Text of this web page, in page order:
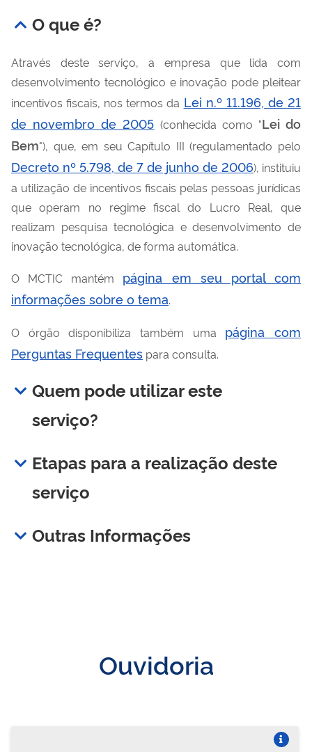
O que é?
Através deste serviço, a empresa que lida com
desenvolvimento tecnológico e inovação pode pleitear
incentivos fiscais, nos termos da Lei n.º 11.196, de 21
de novembro de 2005 (conhecida como "Lei do
Bem"), que, em seu Capítulo III (regulamentado pelo
Decreto nº 5.798, de 7 de junho de 2006), instituiu
a utilização de incentivos fiscais pelas pessoas jurídicas
que operam no regime fiscal do Lucro Real, que
realizam pesquisa tecnológica e desenvolvimento de
inovação tecnológica, de forma automática.
O MCTIC mantém página em seu portal com
informações sobre o tema.
O órgão disponibiliza também uma página com
Perguntas Frequentes para consulta.
Quem pode utilizar este
serviço?
Etapas para a realização deste
serviço
Outras Informações
Ouvidoria